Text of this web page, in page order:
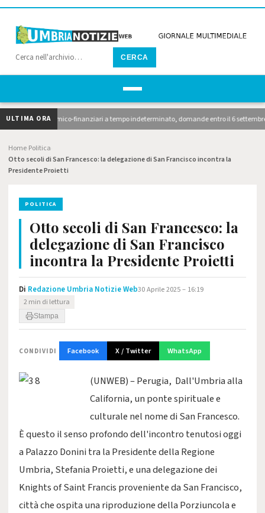
CERCA
ULTIMA ORA
economico-finanziari a tempo indeterminato, domande entro il 6 settembre. 10
Home Politica
Otto secoli di San Francesco: la delegazione di San Francisco incontra la
Presidente Proietti
POLITICA
Otto secoli di San Francesco: la
delegazione di San Francisco
incontra la Presidente Proietti
Di Redazione Umbria Notizie Web30 Aprile 2025 – 16:19
2 min di lettura
Stampa
CONDIVIDI Facebook X / Twitter WhatsApp
(UNWEB) – Perugia, Dall'Umbria alla
California, un ponte spirituale e
culturale nel nome di San Francesco.
È questo il senso profondo dell'incontro tenutosi oggi
a Palazzo Donini tra la Presidente della Regione
Umbria, Stefania Proietti, e una delegazione dei
Knights of Saint Francis proveniente da San Francisco,
città che ospita una riproduzione della Porziuncola e